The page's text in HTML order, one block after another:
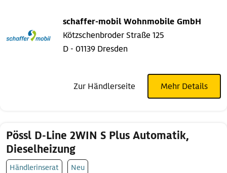
schaffer-mobil Wohnmobile GmbH
Kötzschenbroder Straße 125
D - 01139 Dresden
Zur Händlerseite Mehr Details
Pössl D-Line 2WIN S Plus Automatik,
Dieselheizung
Händlerinserat Neu